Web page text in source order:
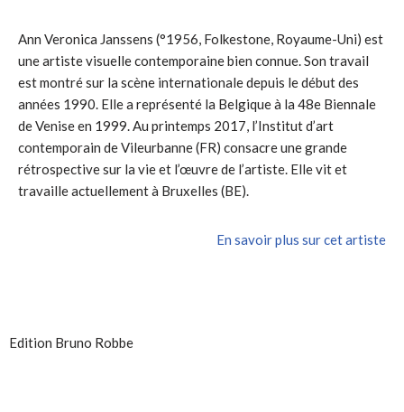
Ann Veronica Janssens (°1956, Folkestone, Royaume-Uni) est
une artiste visuelle contemporaine bien connue. Son travail
est montré sur la scène internationale depuis le début des
années 1990. Elle a représenté la Belgique à la 48e Biennale
de Venise en 1999. Au printemps 2017, l’Institut d’art
contemporain de Vileurbanne (FR) consacre une grande
rétrospective sur la vie et l’œuvre de l’artiste. Elle vit et
travaille actuellement à Bruxelles (BE).
En savoir plus sur cet artiste
Edition Bruno Robbe